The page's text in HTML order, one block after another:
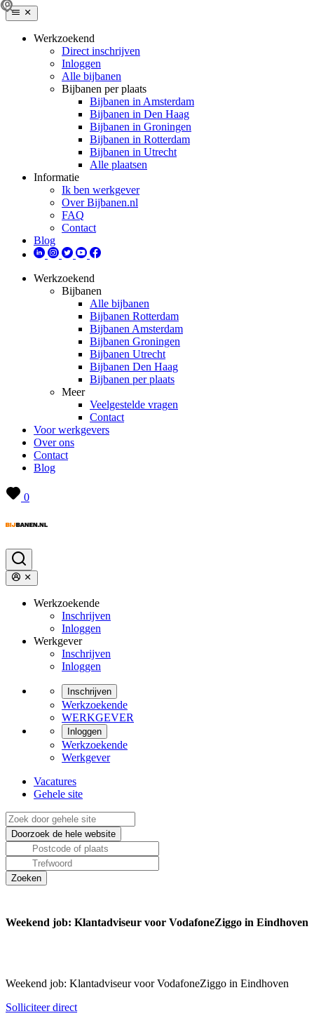
Werkzoekend
Direct inschrijven
Inloggen
Alle bijbanen
Bijbanen per plaats
Bijbanen in Amsterdam
Bijbanen in Den Haag
Bijbanen in Groningen
Bijbanen in Rotterdam
Bijbanen in Utrecht
Alle plaatsen
Informatie
Ik ben werkgever
Over Bijbanen.nl
FAQ
Contact
Blog
Werkzoekend
Bijbanen
Alle bijbanen
Bijbanen Rotterdam
Bijbanen Amsterdam
Bijbanen Groningen
Bijbanen Utrecht
Bijbanen Den Haag
Bijbanen per plaats
Meer
Veelgestelde vragen
Contact
Voor werkgevers
Over ons
Contact
Blog
0
Werkzoekende
Inschrijven
Inloggen
Werkgever
Inschrijven
Inloggen
Inschrijven
Werkzoekende
WERKGEVER
Inloggen
Werkzoekende
Werkgever
Vacatures
Gehele site
Weekend job: Klantadviseur voor VodafoneZiggo in Eindhoven
Weekend job: Klantadviseur voor VodafoneZiggo in Eindhoven
Solliciteer direct